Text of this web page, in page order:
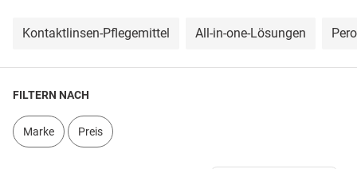
Kontaktlinsen-Pflegemittel All-in-one-Lösungen
FILTERN NACH
Marke Preis